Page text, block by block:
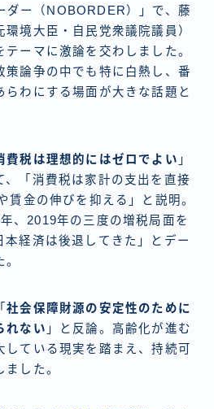
ダー（NOBORDER）」で、藤
境大臣・自民党衆議院議員）
ーマに激論を交わしました。
策論争の中でも特に白熱し、番
わにする場面が大きな話題と
費税は理想的にはゼロでよい 」
、「消費税は家計の支出を直接
賃金の伸びを抑える」と説明。
、2019年の三度の増税局面を
経済は後退してきた」とデー
社会保障財源の安定性のために
れない 」と反論。高齢化が進む
ている現実を踏まえ、持続可
した。